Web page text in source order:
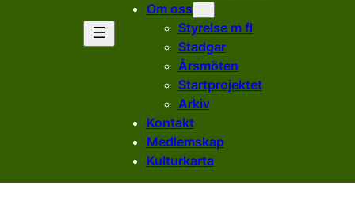
Om oss
Styrelse m fl
Stadgar
Årsmöten
Startprojektet
Arkiv
Kontakt
Medlemskap
Kulturkarta